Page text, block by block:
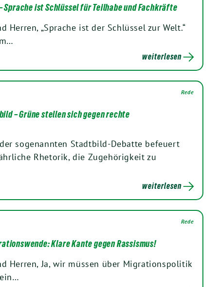
ist Schlüssel für Teilhabe und Fachkräfte
Herren, „Sprache ist der Schlüssel zur Welt.“
weiterlesen
Rede
– Grüne stellen sich gegen rechte
sogenannten Stadtbild-Debatte befeuert
Rhetorik, die Zugehörigkeit zu
weiterlesen
Rede
Klare Kante gegen Rassismus!
Herren, Ja, wir müssen über Migrationspolitik